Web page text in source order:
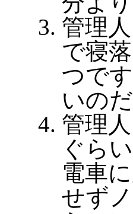
管理
で寝
つで
いの
管理
ぐら
電車
せず